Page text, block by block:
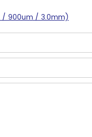
/ 900um / 3.0mm)